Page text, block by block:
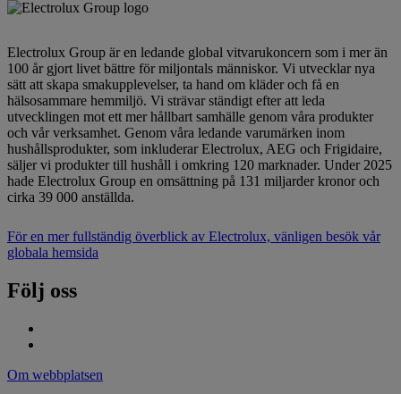
Electrolux Group är en ledande global vitvarukoncern som i mer än
100 år gjort livet bättre för miljontals människor. Vi utvecklar nya
sätt att skapa smakupplevelser, ta hand om kläder och få en
hälsosammare hemmiljö. Vi strävar ständigt efter att leda
utvecklingen mot ett mer hållbart samhälle genom våra produkter
och vår verksamhet. Genom våra ledande varumärken inom
hushållsprodukter, som inkluderar Electrolux, AEG och Frigidaire,
säljer vi produkter till hushåll i omkring 120 marknader. Under 2025
hade Electrolux Group en omsättning på 131 miljarder kronor och
cirka 39 000 anställda.
För en mer fullständig överblick av Electrolux, vänligen besök vår
globala hemsida
Följ oss
Om webbplatsen